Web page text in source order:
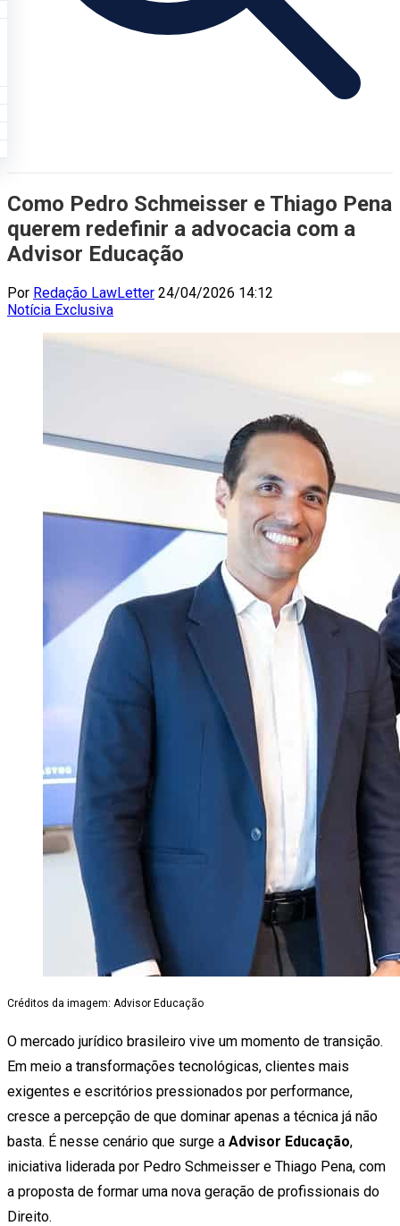
Como Pedro Schmeisser e Thiago Pena
querem redefinir a advocacia com a
Advisor Educação
Por Redação LawLetter 24/04/2026 14:12
Notícia Exclusiva
Créditos da imagem: Advisor Educação
O mercado jurídico brasileiro vive um momento de transição.
Em meio a transformações tecnológicas, clientes mais
exigentes e escritórios pressionados por performance,
cresce a percepção de que dominar apenas a técnica já não
basta. É nesse cenário que surge a Advisor Educação,
iniciativa liderada por Pedro Schmeisser e Thiago Pena, com
a proposta de formar uma nova geração de profissionais do
Direito.